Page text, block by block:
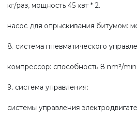
кг/раз, мощность 45 квт * 2.
насос для опрыскивания битумом:
8. система пневматического
компрессор: способность 8 nm³/
9. система управления:
системы управления